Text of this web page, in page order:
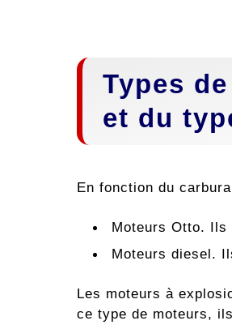
Types
et du
En fonction du
Moteurs Otto. Ils
Moteurs diesel.
Les moteurs à
ce type de moteurs,